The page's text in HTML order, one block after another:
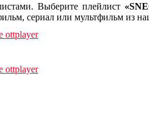
Выберите плейлист
сериал или мультфильм из